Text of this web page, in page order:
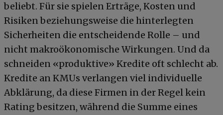
beliebt. Für sie spielen Erträge, Kosten und
Risiken beziehungsweise die hinterlegten
Sicherheiten die entscheidende Rolle – und
nicht makroökonomische Wirkungen. Und da
schneiden «produktive» Kredite oft schlecht ab.
Kredite an KMUs verlangen viel individuelle
Abklärung, da diese Firmen in der Regel kein
Rating besitzen, während die Summe eines